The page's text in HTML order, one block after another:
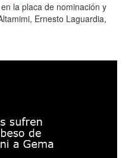
la placa de nominación y
Ernesto Laguardia,